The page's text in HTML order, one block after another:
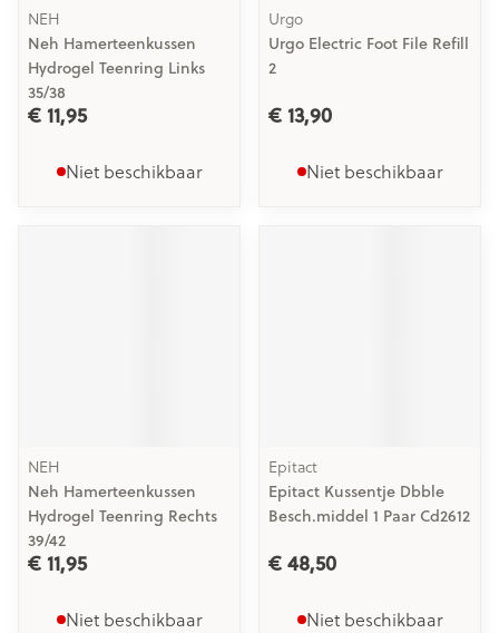
NEH
Neh Hamerteenkussen
Hydrogel Teenring Links
35/38
€ 11,95
Niet beschikbaar
Urgo
Urgo Electric Foot File Refill
2
€ 13,90
Niet beschikbaar
NEH
Neh Hamerteenkussen
Hydrogel Teenring Rechts
39/42
€ 11,95
Niet beschikbaar
Epitact
Epitact Kussentje Dbble
Besch.middel 1 Paar Cd2612
€ 48,50
Niet beschikbaar